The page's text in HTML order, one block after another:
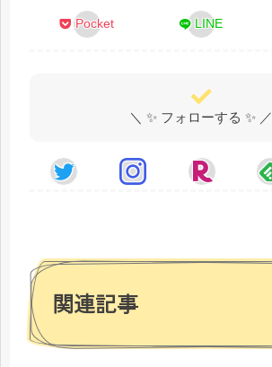
Pocket LINE
＼ ✨ フォローする ✨ ／
関連記事